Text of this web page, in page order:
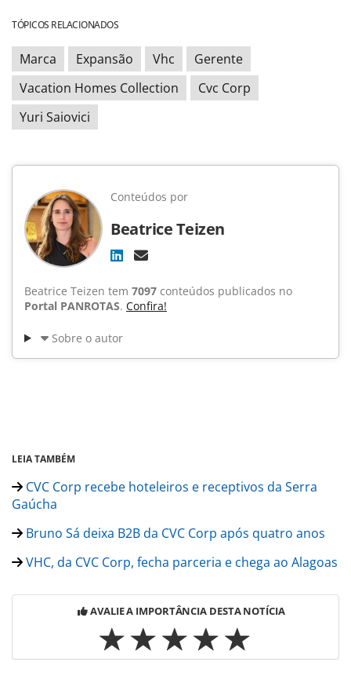
TÓPICOS RELACIONADOS
Marca Expansão Vhc
Gerente
Vacation Homes Collection
Cvc Corp
Yuri Saiovici
Conteúdos por
Beatrice Teizen
Beatrice Teizen tem 7097 conteúdos publicados no
Portal PANROTAS. Confira!
Sobre o autor
LEIA TAMBÉM
CVC Corp recebe hoteleiros e receptivos da Serra
Gaúcha
Bruno Sá deixa B2B da CVC Corp após quatro anos
VHC, da CVC Corp, fecha parceria e chega ao Alagoas
AVALIE A IMPORTÂNCIA DESTA NOTÍCIA